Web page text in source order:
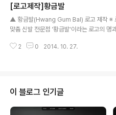
[로고제작]황금발
▲ 황금발(Hwang Gum Bal) 로고 제작 ※
맞춤 신발 전문점 '황금발'이라는 로고의 명
의 흘린듯한 서체의 느낌과 함께, 전체 틀이
2 0 2014. 10. 27.
이 블로그 인기글